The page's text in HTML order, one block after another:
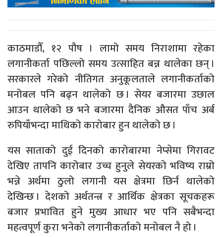
काठमाडौँ, १२ पौष । लामो समय निराशामा रहेका
लगानीकर्ता पछिल्लो समय उत्साहित बन्न थालेका छन् ।
सरकारले गरेको नीतिगत अनुकूलताले लगानीकर्ताको
मनोबल पनि बढ्न थालेको छ । सेयर बजारमा उछाल
आउन थालेको छ भने बजारमा दैनिक औसत पाँच अर्ब
रुपियाँभन्दा माथिको कारोबार हुन थालेको छ ।
यस साताको दुई दिनको कारोबारमा नेप्सेमा गिरावट
देखिए तापनि कारोबार उच्च हुनुले सेयरको भविष्य राम्रो
भन्ने अर्थमा ठुलो लगानी यस क्षेत्रमा छिर्न थालेको
देखिन्छ । देशको अर्थतन्त्र र आर्थिक क्षेत्रका सूचकहरू
बजार प्रभावित हुने मुख्य आधार भए पनि सबैभन्दा
महत्वपूर्ण कुरा भनेको लगानीकर्ताको मनोबल नै हो ।